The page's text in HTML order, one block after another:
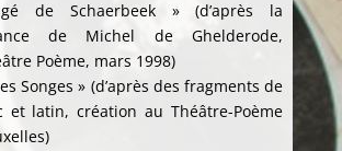
de Schaerbeek » (d’après la
de Michel de Ghelderode,
Poème, mars 1998)
Songes » (d’après des fragments de
et latin, création au Théâtre-Poème